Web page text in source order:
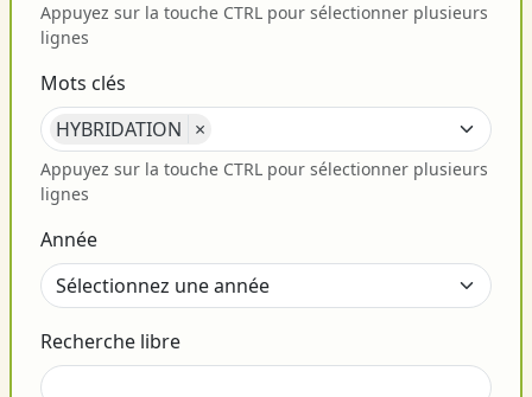
Appuyez sur la touche CTRL pour sélectionner plusieurs
lignes
Mots clés
HYBRIDATION ×
Appuyez sur la touche CTRL pour sélectionner plusieurs
lignes
Année
Recherche libre